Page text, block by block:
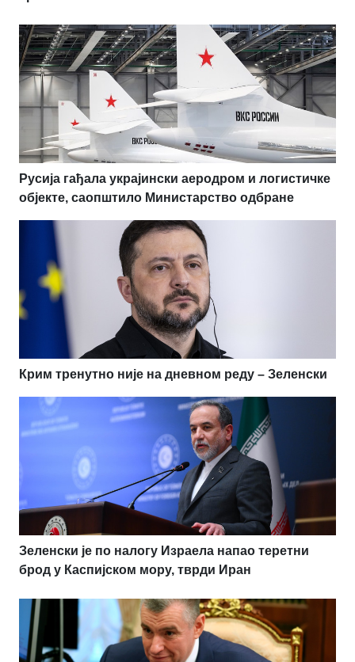
Русија гађала украјински аеродром и логистичке
објекте, саопштило Министарство одбране
Крим тренутно није на дневном реду – Зеленски
Зеленски је по налогу Израела напао теретни
брод у Каспијском мору, тврди Иран